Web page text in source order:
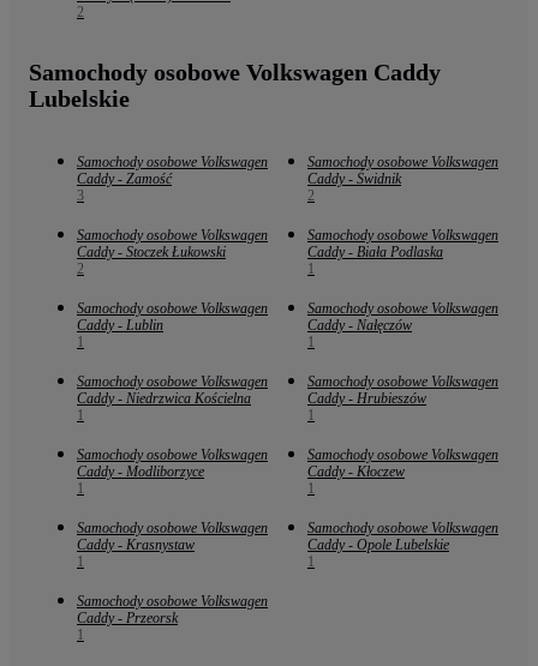
2
Samochody osobowe Volkswagen Caddy
Lubelskie
Samochody osobowe Volkswagen
Caddy - Zamość
3
Samochody osobowe Volkswagen
Caddy - Świdnik
2
Samochody osobowe Volkswagen
Caddy - Stoczek Łukowski
2
Samochody osobowe Volkswagen
Caddy - Biała Podlaska
1
Samochody osobowe Volkswagen
Caddy - Lublin
1
Samochody osobowe Volkswagen
Caddy - Nałęczów
1
Samochody osobowe Volkswagen
Caddy - Niedrzwica Kościelna
1
Samochody osobowe Volkswagen
Caddy - Hrubieszów
1
Samochody osobowe Volkswagen
Caddy - Modliborzyce
1
Samochody osobowe Volkswagen
Caddy - Kłoczew
1
Samochody osobowe Volkswagen
Caddy - Krasnystaw
1
Samochody osobowe Volkswagen
Caddy - Opole Lubelskie
1
Samochody osobowe Volkswagen
Caddy - Przeorsk
1